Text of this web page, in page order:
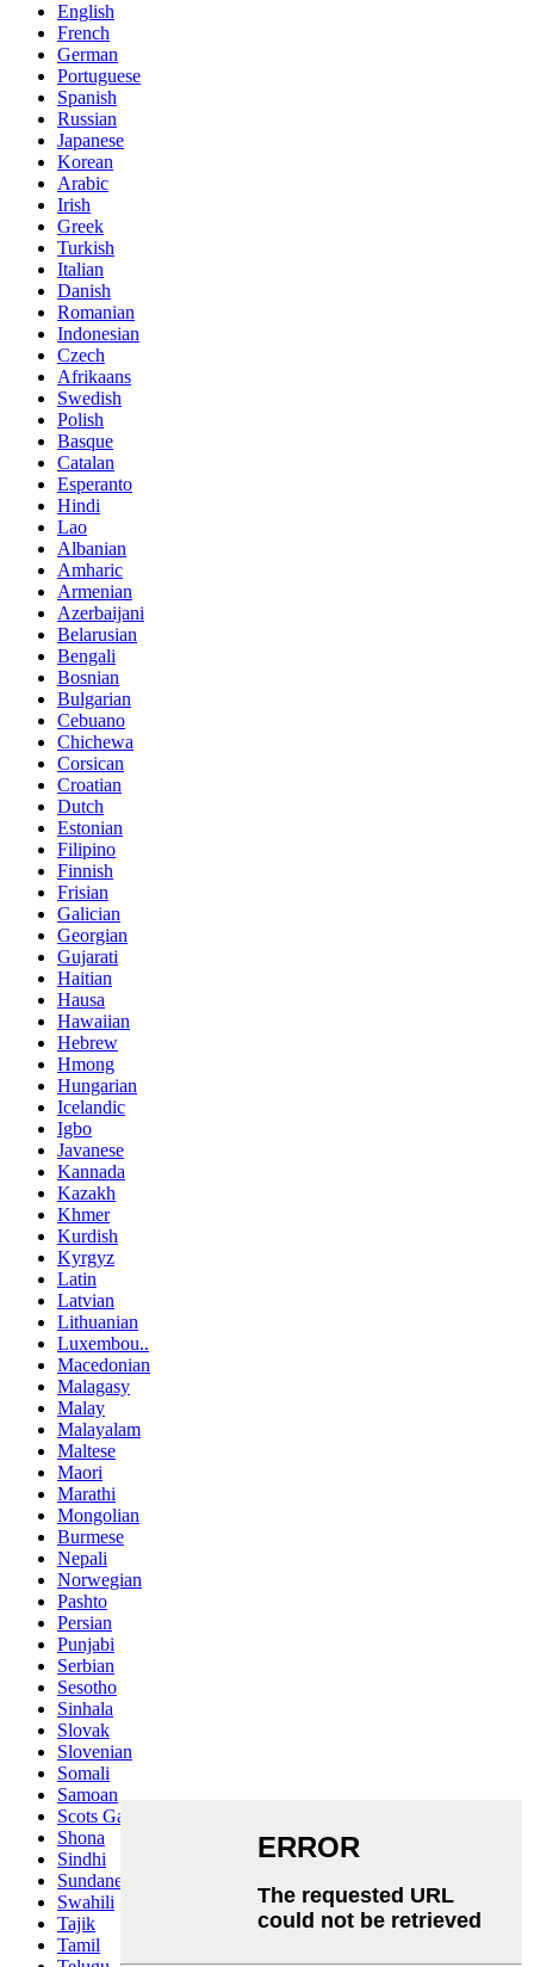
English
French
German
Portuguese
Spanish
Russian
Japanese
Korean
Arabic
Irish
Greek
Turkish
Italian
Danish
Romanian
Indonesian
Czech
Afrikaans
Swedish
Polish
Basque
Catalan
Esperanto
Hindi
Lao
Albanian
Amharic
Armenian
Azerbaijani
Belarusian
Bengali
Bosnian
Bulgarian
Cebuano
Chichewa
Corsican
Croatian
Dutch
Estonian
Filipino
Finnish
Frisian
Galician
Georgian
Gujarati
Haitian
Hausa
Hawaiian
Hebrew
Hmong
Hungarian
Icelandic
Igbo
Javanese
Kannada
Kazakh
Khmer
Kurdish
Kyrgyz
Latin
Latvian
Lithuanian
Luxembou..
Macedonian
Malagasy
Malay
Malayalam
Maltese
Maori
Marathi
Mongolian
Burmese
Nepali
Norwegian
Pashto
Persian
Punjabi
Serbian
Sesotho
Sinhala
Slovak
Slovenian
Somali
Samoan
Scots Gaelic
Shona
Sindhi
Sundanese
Swahili
Tajik
Tamil